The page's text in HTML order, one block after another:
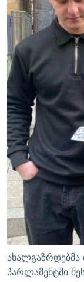
ახალგაზრდებმა
პარლამენტში